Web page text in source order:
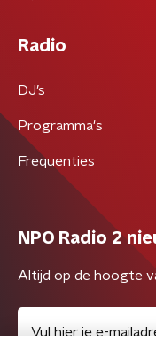
Radio
DJ’s
Programma's
Frequenties
NPO Radio 2
Altijd op de hoogte